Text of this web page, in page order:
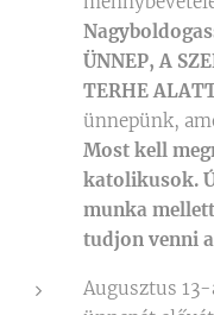
ÜNNEP, A
TERHE
ünnepünk,
Most kell
katolikusok.
munka
tudjon venni
Augusztus